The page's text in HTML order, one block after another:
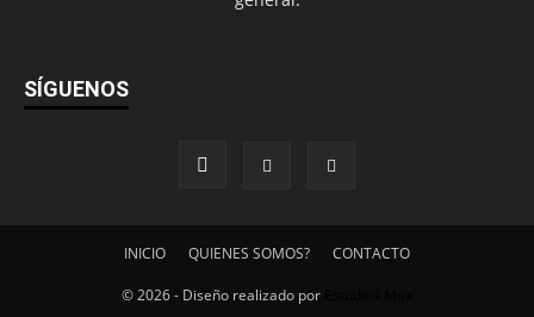
SÍGUENOS
INICIO QUIENES SOMOS? CONTACTO
© 2026 - Diseño realizado por